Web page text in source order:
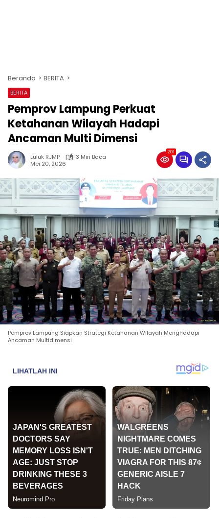
Beranda BERITA
BERITA
Pemprov Lampung Perkuat
Ketahanan Wilayah Hadapi
Ancaman Multi Dimensi
Luluk RJMP
3 Min Baca
Mei 20, 2026
201
Pemprov Lampung Siapkan Strategi Ketahanan Wilayah Menghadapi
Ancaman Multidimensi